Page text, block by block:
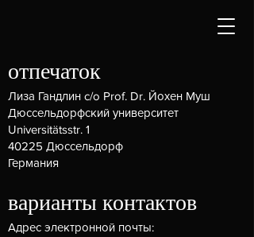
отпечаток
Лиза Гандлин c/o Prof. Dr. Йохен Муш
Дюссельдорфский университет
Universitätsstr. 1
40225 Дюссельдорф
Германия
варианты контактов
Адрес электронной почты: